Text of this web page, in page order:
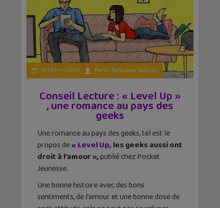
19 février 2019 Mariel Balbuena Vallejos
Conseil Lecture : « Level Up »
, une romance au pays des
geeks
Une romance au pays des geeks, tel est le
propos de« Level Up, les geeks aussi ont
droit à l’amour »,publié chez Pocket
Jeunesse.
Une bonne histoire avec des bons
sentiments, de l’amour et une bonne dose de